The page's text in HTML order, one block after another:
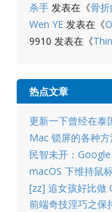
杀手发表在《骨
Wen YE发表在《
9910 发表在《
热点文章
更新一下曾经在泰
Mac 锁屏的各种方
民智未开：
macOS 下维持鼠
[zz] 追女孩好比做
前端奇技淫巧之保